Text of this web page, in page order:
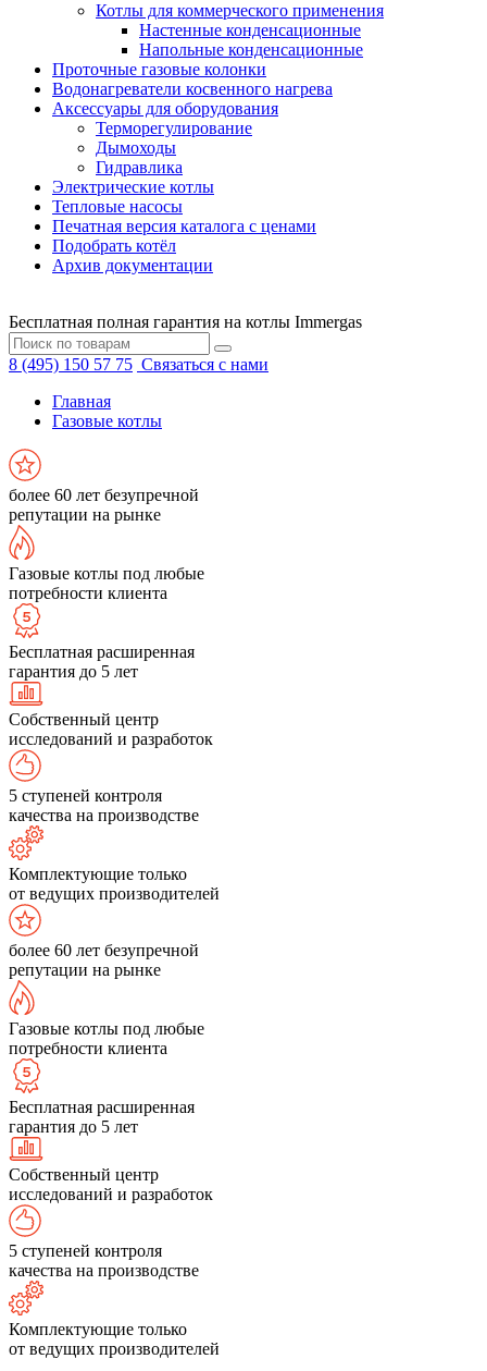
Котлы для коммерческого применения
Настенные конденсационные
Напольные конденсационные
Проточные газовые колонки
Водонагреватели косвенного нагрева
Аксессуары для оборудования
Терморегулирование
Дымоходы
Гидравлика
Электрические котлы
Тепловые насосы
Печатная версия каталога с ценами
Подобрать котёл
Архив документации
Бесплатная полная гарантия на котлы Immergas
8 (495) 150 57 75 Связаться с нами
Главная
Газовые котлы
более 60 лет безупречной
репутации на рынке
Газовые котлы под любые
потребности клиента
Бесплатная расширенная
гарантия до 5 лет
Собственный центр
исследований и разработок
5 ступеней контроля
качества на производстве
Комплектующие только
от ведущих производителей
более 60 лет безупречной
репутации на рынке
Газовые котлы под любые
потребности клиента
Бесплатная расширенная
гарантия до 5 лет
Собственный центр
исследований и разработок
5 ступеней контроля
качества на производстве
Комплектующие только
от ведущих производителей